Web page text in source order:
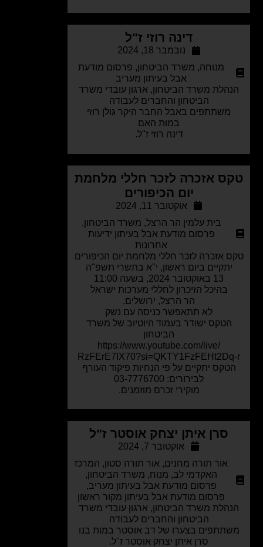
דינה רוזי ז"ל
נובמבר 18, 2024
מנוחה
משרד הביטחון ,פרסום מודעת
אבל בעיתון מעריב
משרד הביטחון, ארגון עובדי משרד
הביטחון והחברים לעבודה
משתתפים באבל החבר היקר גולן רוזי
במות האם
דינה רוזי ז"ל.
אזכרה לזכר חללי מלחמת
יום הכיפורים
אוקטובר 11, 2024
בית עלמין הר הרצל,משרד הביטחון,
פרסום מודעת אבל בעיתון ידיעות
אחרונות
אזכרה לזכר חללי מלחמת יום הכיפורים
יתקיים ביום ראשון, י"א בתשרי תשפ"ה
בהיכל הזיכרון לחללי מערכות ישראל
הר הרצל, ירושלים.
לא תתאפשר כניסה עם נשק
הטקס ישודר בעמוד היוטיוב של משרד
https://www.youtube.com/live/
יתקיים על פי הנחיות פיקוד העורף
לבירורים: 03-7776700
מוקירי זכרם מוזמנים.
סרן איתן יצחק אוסטר ז"ל
אוקטובר 7, 2024
אור תורה מחנים, אור תורה סטון,המרכז
האקדמי לב,מנוח,משרד הביטחון ,
פרסום מודעת אבל בעיתון מעריב,
פרסום מודעת אבל בעיתון מקור ראשון
משרד הביטחון, ארגון עובדי משרד
הביטחון והחברים לעבודה
בצערו של דב אוסטר במות בנו
סרן איתן יצחק אוסטר ז"ל.